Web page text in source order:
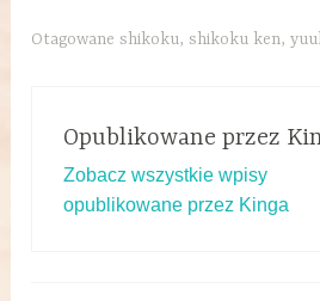
Otagowaneshikoku,shikoku ken,
Opublikowane przez
Zobacz wszystkie wpisy
opublikowane przez Kinga